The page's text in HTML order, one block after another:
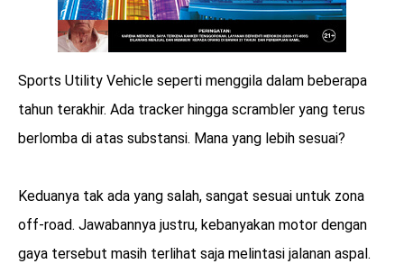
Sports Utility Vehicle seperti menggila dalam beberapa
tahun terakhir. Ada tracker hingga scrambler yang terus
berlomba di atas substansi. Mana yang lebih sesuai?
Keduanya tak ada yang salah, sangat sesuai untuk zona
off-road. Jawabannya justru, kebanyakan motor dengan
gaya tersebut masih terlihat saja melintasi jalanan aspal.